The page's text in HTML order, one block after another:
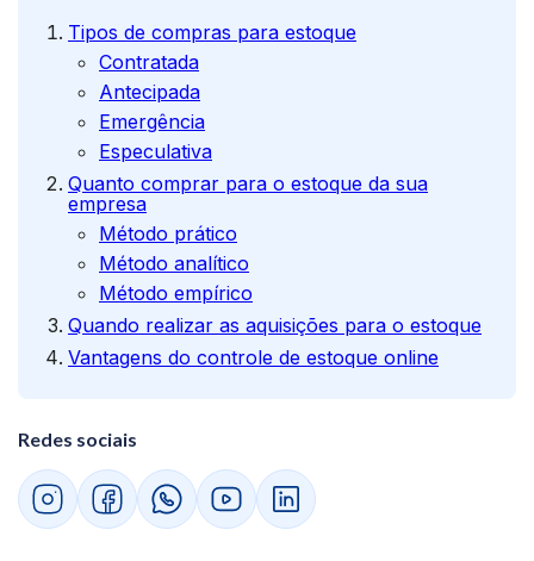
Tipos de compras para estoque
Contratada
Antecipada
Emergência
Especulativa
Quanto comprar para o estoque da sua
empresa
Método prático
Método analítico
Método empírico
Quando realizar as aquisições para o estoque
Vantagens do controle de estoque online
Redes sociais